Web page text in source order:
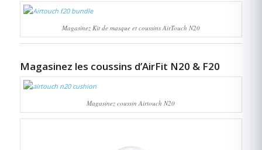
Magasinez Kit de masque et coussins AirTouch N20
Magasinez les coussins d’AirFit N20 & F20
Magasinez coussin Airtouch N20